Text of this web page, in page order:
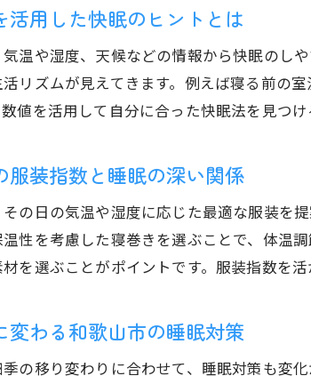
湿度
活用した快眠のヒントとは
温や湿度、天候などの情報から快眠のし
リズムが見えてきます。例えば寝る前の
値を活用して自分に合った快眠法を見つ
服装指数と睡眠の深い関係
の日の気温や湿度に応じた最適な服装を
性を考慮した寝巻きを選ぶことで、体温
を選ぶことがポイントです。服装指数を
変わる和歌山市の睡眠対策
の移り変わりに合わせて、睡眠対策も変